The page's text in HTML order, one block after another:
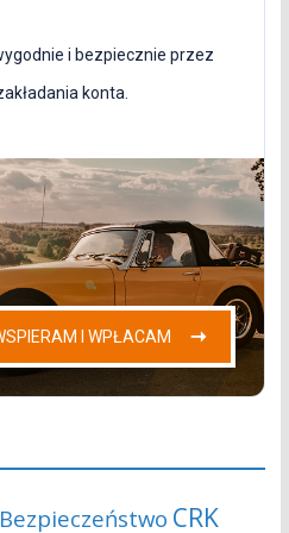
Bezpieczeństwo CRK